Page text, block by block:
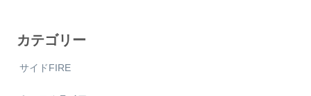
カテゴリー
サイドFIRE